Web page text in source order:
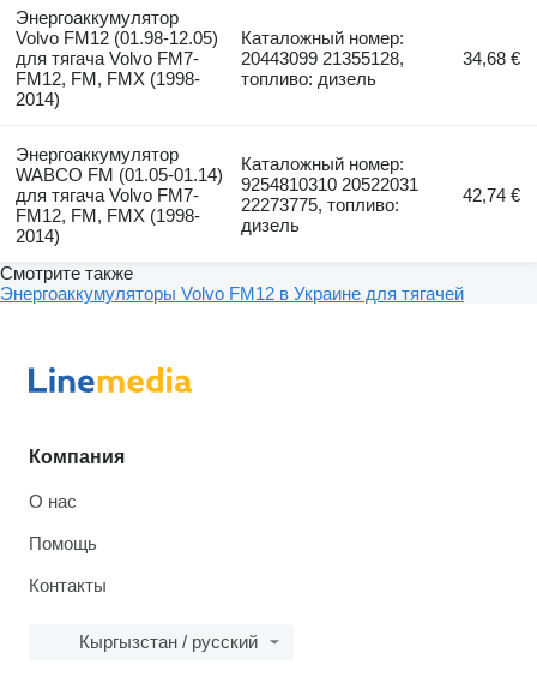
Энергоаккумулятор
Volvo FM12 (01.98-12.05)
для тягача Volvo FM7-
FM12, FM, FMX (1998-
2014)
Каталожный номер:
20443099 21355128,
топливо: дизель
34,68 €
Энергоаккумулятор
WABCO FM (01.05-01.14)
для тягача Volvo FM7-
FM12, FM, FMX (1998-
2014)
Каталожный номер:
9254810310 20522031
22273775, топливо:
дизель
42,74 €
Смотрите также
Энергоаккумуляторы Volvo FM12 в Украине для тягачей
Компания
О нас
Помощь
Контакты
Кыргызстан / русский